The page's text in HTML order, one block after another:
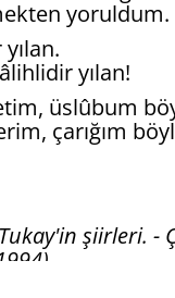
yoruldum.
yılan!
üslûbum
çarığım
şiirleri. -